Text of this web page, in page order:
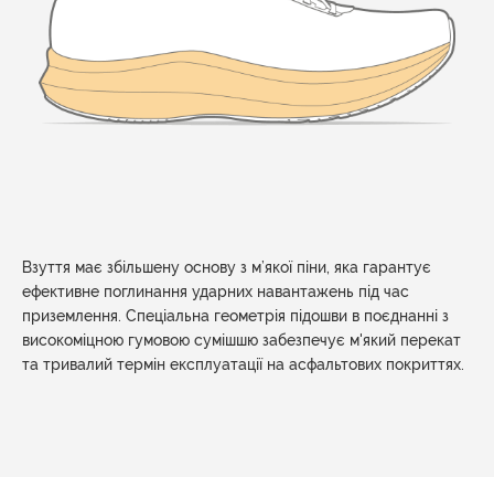
Взуття має збільшену основу з м’якої піни, яка гарантує
ефективне поглинання ударних навантажень під час
приземлення. Спеціальна геометрія підошви в поєднанні з
високоміцною гумовою сумішшю забезпечує м'який перекат
та тривалий термін експлуатації на асфальтових покриттях.